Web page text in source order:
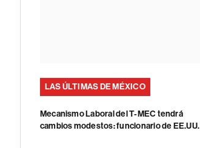
LAS ÚLTIMAS DE MÉXICO
Mecanismo Laboral del T-MEC tendrá
cambios modestos: funcionario de EE.UU.